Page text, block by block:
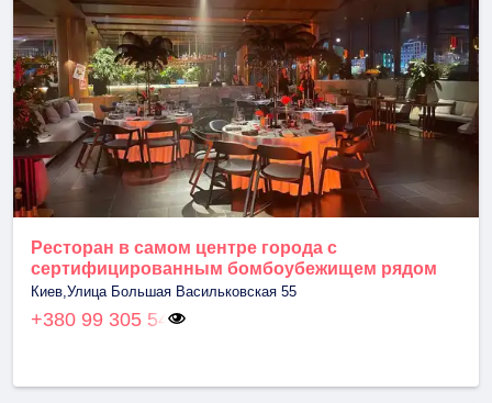
Ресторан в самом центре города с
сертифицированным бомбоубежищем рядом
Киев,Улица Большая Васильковская 55
+380 99 305 54